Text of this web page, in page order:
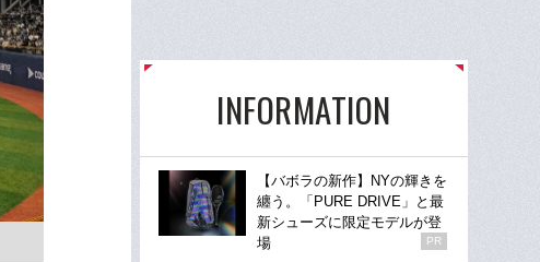
INFORMATION
【バボラの新作】NYの輝きを
纏う。「PURE DRIVE」と最
新シューズに限定モデルが登
場
PR